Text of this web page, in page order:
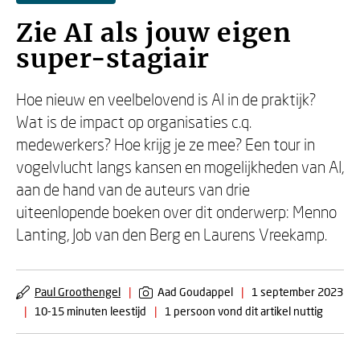
Zie AI als jouw eigen
super-stagiair
Hoe nieuw en veelbelovend is AI in de praktijk?
Wat is de impact op organisaties c.q.
medewerkers? Hoe krijg je ze mee? Een tour in
vogelvlucht langs kansen en mogelijkheden van AI,
aan de hand van de auteurs van drie
uiteenlopende boeken over dit onderwerp: Menno
Lanting, Job van den Berg en Laurens Vreekamp.
Paul Groothengel | Aad Goudappel |
1 september 2023
|
10-15 minuten leestijd | 1 persoon vond dit artikel nuttig